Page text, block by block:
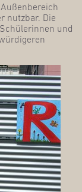
nutz­bar. Die
und